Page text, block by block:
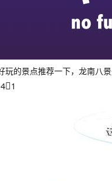
玩的景点推荐一下，龙南八
1